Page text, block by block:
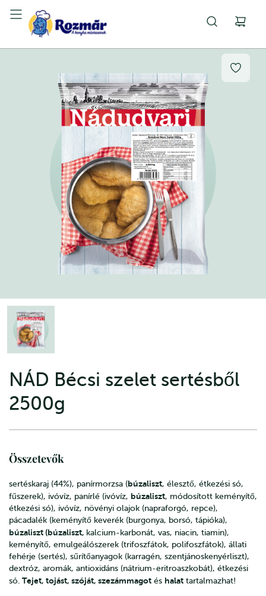
NÁD Bécsi szelet sertésből
2500g
Összetevők
sertéskaraj (44%), panírmorzsa (búzaliszt, élesztő, étkezési só,
fűszerek), ivóvíz, panírlé (ivóvíz, búzaliszt, módosított keményítő,
étkezési só), ivóvíz, növényi olajok (napraforgó, repce),
pácadalék (keményítő keverék (burgonya, borsó, tápióka),
búzaliszt (búzaliszt, kalcium-karbonát, vas, niacin, tiamin),
keményítő, emulgeálószerek (trifoszfátok, polifoszfátok), állati
fehérje (sertés), sűrítőanyagok (karragén, szentjánoskenyérliszt),
dextróz, aromák, antioxidáns (nátrium-eritroaszkobát), étkezési
só. Tejet, tojást, szóját, szezámmagot és halat tartalmazhat!